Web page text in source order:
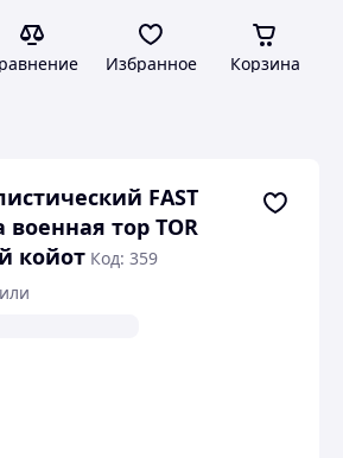
Избранное Корзина
FAST
тор TOR
койот Код: 359